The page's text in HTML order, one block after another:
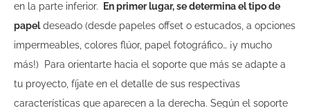
en la parte inferior.
En primer lugar, se determina el tipo de
papeldeseado (desde papeles offset o estucados, a opciones
impermeables, colores flúor, papel fotográfico… ¡y mucho
más!)
Para orientarte hacia el soporte que más se adapte a
tu proyecto, fíjate en el detalle de sus respectivas
características que aparecen a la derecha. Según el soporte